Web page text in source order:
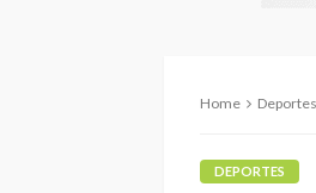
Home Deportes
DEPORTES